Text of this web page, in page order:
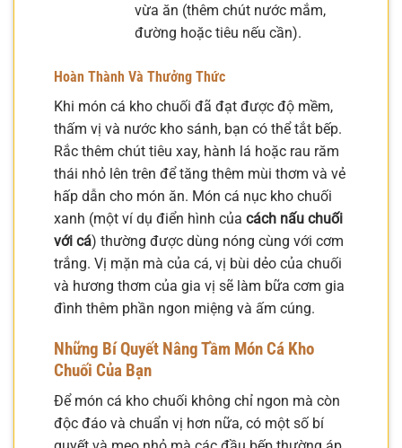
vừa ăn (thêm chút nước mắm,
đường hoặc tiêu nếu cần).
Hoàn Thành Và Thưởng Thức
Khi món cá kho chuối đã đạt được độ mềm,
thấm vị và nước kho sánh, bạn có thể tắt bếp.
Rắc thêm chút tiêu xay, hành lá hoặc rau răm
thái nhỏ lên trên để tăng thêm mùi thơm và vẻ
hấp dẫn cho món ăn. Món cá nục kho chuối
xanh (một ví dụ điển hình của cách nấu chuối
với cá) thường được dùng nóng cùng với cơm
trắng. Vị mặn mà của cá, vị bùi dẻo của chuối
và hương thơm của gia vị sẽ làm bữa cơm gia
đình thêm phần ngon miệng và ấm cúng.
Những Bí Quyết Nâng Tầm Món Cá Kho
Chuối Của Bạn
Để món cá kho chuối không chỉ ngon mà còn
độc đáo và chuẩn vị hơn nữa, có một số bí